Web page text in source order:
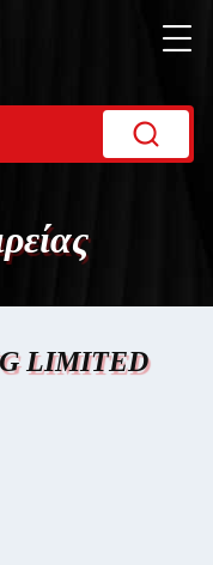
LIMITED